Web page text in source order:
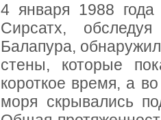
4 января 1988
Сирсатх,
Балапура,
стены, которые
короткое время, а
моря скрывались